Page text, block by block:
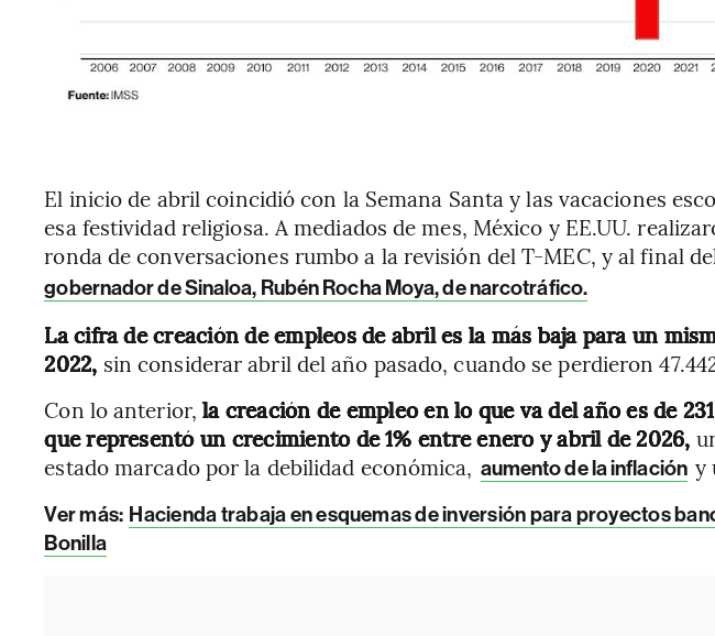
El inicio de abril coincidió con la Semana Santa y las vacaciones
esa festividad religiosa. A mediados de mes, México y EE.UU.
ronda de conversaciones rumbo a la revisión del T-MEC, y al final
gobernador de Sinaloa, Rubén Rocha Moya, de narcotráfico.
La cifra de creación de empleos de abril es la más baja para un
2022, sin considerar abril del año pasado, cuando se perdieron
Con lo anterior,la creación de empleo en lo que va del año es de
que representó un crecimiento de 1% entre enero y abril de 2026,
estado marcado por la debilidad económica, aumento de la inflación y
Ver más: Hacienda trabaja en esquemas de inversión para proyectos
Bonilla